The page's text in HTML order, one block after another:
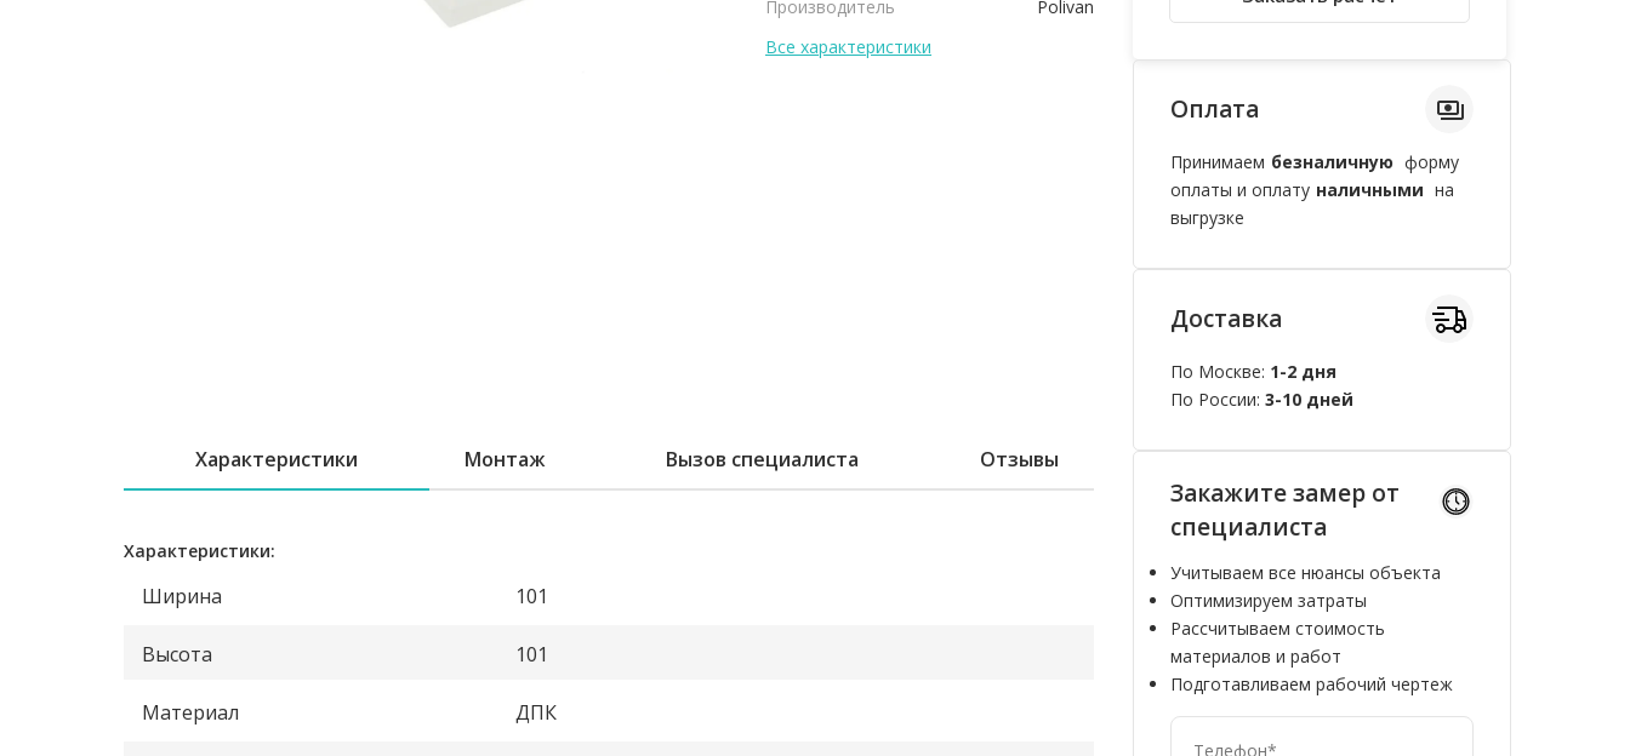
Производитель
Polivan
Все характеристики
Характеристики Монтаж Вызов специалиста Отзывы
Характеристики:
Ширина 101
Высота 101
Материал ДПК
Оплата
Принимаем безналичную форму
оплаты и оплату наличными на
выгрузке
Доставка
По Москве: 1-2 дня
По России: 3-10 дней
Закажите замер от
специалиста
Учитываем все нюансы объекта
Оптимизируем затраты
Рассчитываем стоимость
материалов и работ
Подготавливаем рабочий чертеж